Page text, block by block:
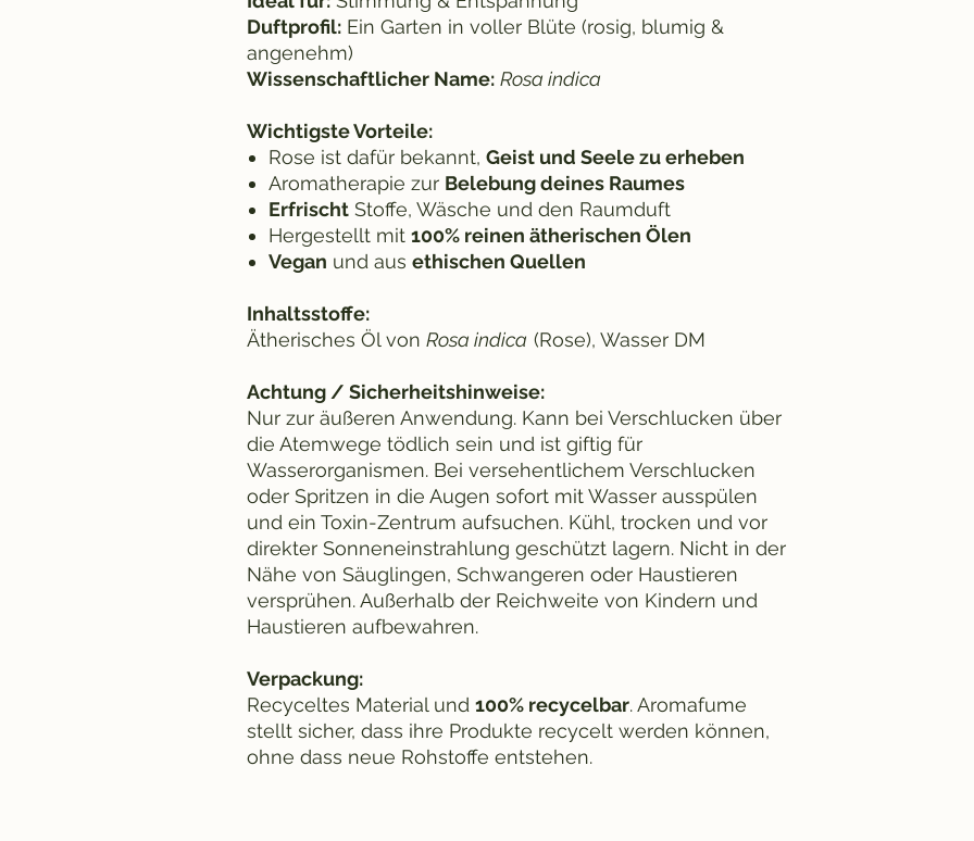
Duftprofil: Ein Garten in voller Blüte (rosig, blumig &
angenehm)
Wissenschaftlicher Name: Rosa indica
Wichtigste Vorteile:
Rose ist dafür bekannt, Geist und Seele zu erheben
Aromatherapie zur Belebung deines Raumes
Erfrischt Stoffe, Wäsche und den Raumduft
Hergestellt mit 100% reinen ätherischen Ölen
Vegan und aus ethischen Quellen
Inhaltsstoffe:
Ätherisches Öl von Rosa indica (Rose), Wasser DM
Achtung / Sicherheitshinweise:
Nur zur äußeren Anwendung. Kann bei Verschlucken über
die Atemwege tödlich sein und ist giftig für
Wasserorganismen. Bei versehentlichem Verschlucken
oder Spritzen in die Augen sofort mit Wasser ausspülen
und ein Toxin-Zentrum aufsuchen. Kühl, trocken und vor
direkter Sonneneinstrahlung geschützt lagern. Nicht in der
Nähe von Säuglingen, Schwangeren oder Haustieren
versprühen. Außerhalb der Reichweite von Kindern und
Haustieren aufbewahren.
Verpackung:
Recyceltes Material und 100% recycelbar. Aromafume
stellt sicher, dass ihre Produkte recycelt werden können,
ohne dass neue Rohstoffe entstehen.